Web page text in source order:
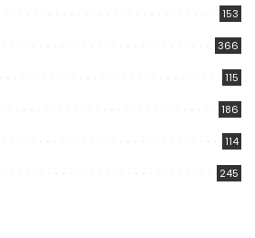
153
366
115
186
114
245